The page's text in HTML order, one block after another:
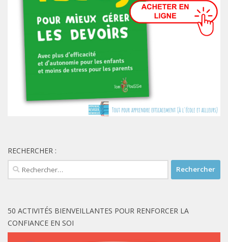
RECHERCHER :
Rechercher :
50 ACTIVITÉS BIENVEILLANTES POUR RENFORCER LA
CONFIANCE EN SOI